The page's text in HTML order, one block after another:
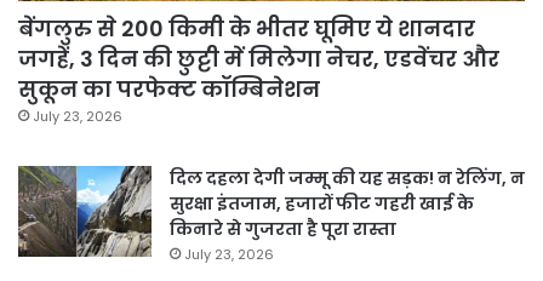
बेंगलुरु से 200 किमी के भीतर घूमिए ये शानदार
जगहें, 3 दिन की छुट्टी में मिलेगा नेचर, एडवेंचर और
सुकून का परफेक्ट कॉम्बिनेशन
July 23, 2026
दिल दहला देगी जम्मू की यह सड़क! न रेलिंग, न
सुरक्षा इंतजाम, हजारों फीट गहरी खाई के
किनारे से गुजरता है पूरा रास्ता
July 23, 2026